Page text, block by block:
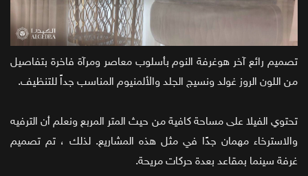
تصميم رائع آخر هوغرفة النوم بأسلوب معاصر ومرآة فاخرة بتفاصيل
من اللون الروز غولد ونسيج الجلد والألمنيوم المناسب جداً للتنظيف.
تحتوي الفيلا على مساحة كافية من حيث المتر المربع ونعلم أن الترفيه
والاسترخاء مهمان جدًا في مثل هذه المشاريع. لذلك ، تم تصميم
غرفة سينما بمقاعد بعدة حركات مريحة.